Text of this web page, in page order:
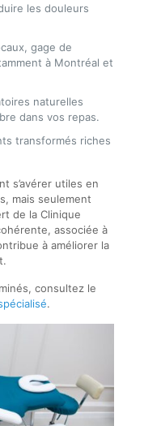
les douleurs
gage de
à Montréal et
naturelles
dans vos repas.
transformés riches
s’avérer utiles en
mais seulement
de la Clinique
associée à
à améliorer la
consultez le
.